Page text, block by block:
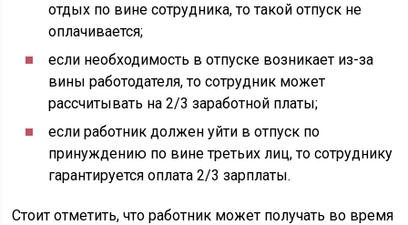
отдых по вине сотрудника, то такой отпуск не
оплачивается;
если необходимость в отпуске возникает из-за
вины работодателя, то сотрудник может
рассчитывать на 2/3 заработной платы;
если работник должен уйти в отпуск по
принуждению по вине третьих лиц, то сотруднику
гарантируется оплата 2/3 зарплаты.
Стоит отметить, что работник может получать во время